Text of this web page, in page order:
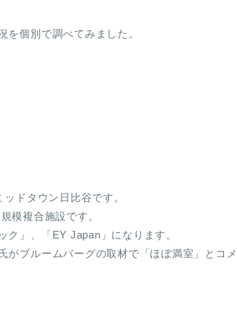
を個別で調べてみました。
ドタウン日比谷です。
模複合施設です。
ク」、「EY Japan」になります。
がブルームバーグの取材で「ほぼ満室」とコメ